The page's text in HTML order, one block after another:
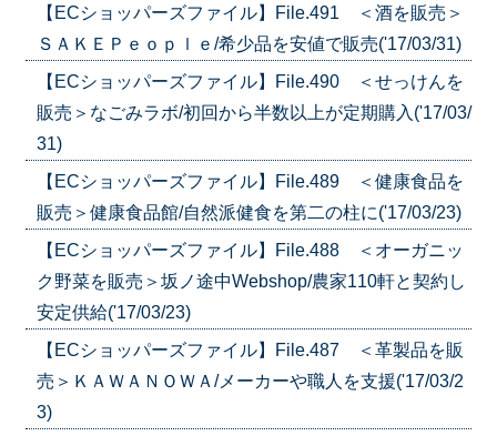
【ECショッパーズファイル】File.491 ＜酒を販売＞
ＳＡＫＥＰｅｏｐｌｅ/希少品を安値で販売('17/03/31)
【ECショッパーズファイル】File.490 ＜せっけんを
販売＞なごみラボ/初回から半数以上が定期購入('17/03/
31)
【ECショッパーズファイル】File.489 ＜健康食品を
販売＞健康食品館/自然派健食を第二の柱に('17/03/23)
【ECショッパーズファイル】File.488 ＜オーガニッ
ク野菜を販売＞坂ノ途中Webshop/農家110軒と契約し
安定供給('17/03/23)
【ECショッパーズファイル】File.487 ＜革製品を販
売＞ＫＡＷＡＮＯＷＡ/メーカーや職人を支援('17/03/2
3)